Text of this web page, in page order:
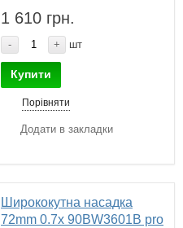
1 610 грн.
- + шт
Купити
Порівняти
Додати в закладки
Ширококутна насадка
72mm 0.7x 90BW3601B pro